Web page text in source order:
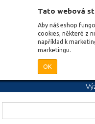
Tato webová
Aby náš eshop
cookies, některé z
například k
marketingu.
OK